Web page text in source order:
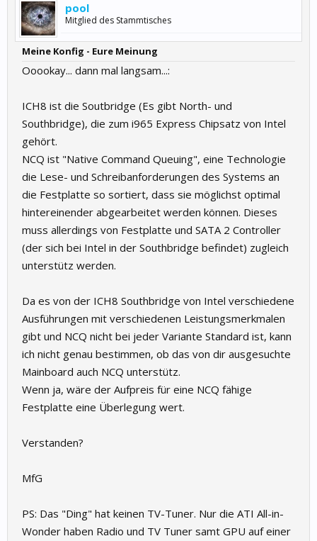
pool
Mitglied des Stammtisches
Meine Konfig - Eure Meinung
Ooookay... dann mal langsam...:
ICH8 ist die Soutbridge (Es gibt North- und
Southbridge), die zum i965 Express Chipsatz von Intel
gehört.
NCQ ist "Native Command Queuing", eine Technologie
die Lese- und Schreibanforderungen des Systems an
die Festplatte so sortiert, dass sie möglichst optimal
hintereinender abgearbeitet werden können. Dieses
muss allerdings von Festplatte und SATA 2 Controller
(der sich bei Intel in der Southbridge befindet) zugleich
unterstütz werden.
Da es von der ICH8 Southbridge von Intel verschiedene
Ausführungen mit verschiedenen Leistungsmerkmalen
gibt und NCQ nicht bei jeder Variante Standard ist, kann
ich nicht genau bestimmen, ob das von dir ausgesuchte
Mainboard auch NCQ unterstütz.
Wenn ja, wäre der Aufpreis für eine NCQ fähige
Festplatte eine Überlegung wert.
Verstanden?
MfG
PS: Das "Ding" hat keinen TV-Tuner. Nur die ATI All-in-
Wonder haben Radio und TV Tuner samt GPU auf einer